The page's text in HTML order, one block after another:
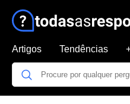
Artigos Tendências